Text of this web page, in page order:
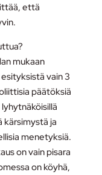
että
mukaan
vain 3
päätöksiä
kärsimystä ja
menetyksiä.
on vain pisara
on köyhä,